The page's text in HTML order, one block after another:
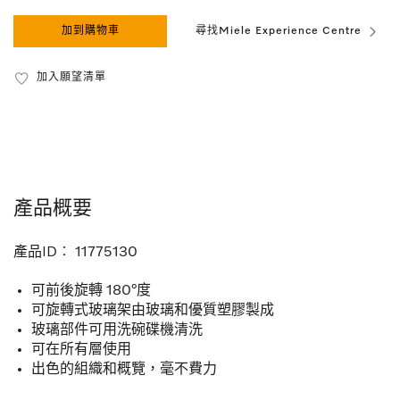
加到購物車 尋找Miele Experience Centre
加入願望清單
產品概要
產品ID︰ 11775130
可前後旋轉 180°度
可旋轉式玻璃架由玻璃和優質塑膠製成
玻璃部件可用洗碗碟機清洗
可在所有層使用
出色的組織和概覽，毫不費力